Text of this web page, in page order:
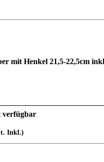
mit Henkel 21,5-22,5cm
verfügbar
Inkl.)